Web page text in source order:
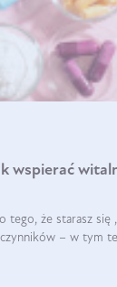
wspierać
tego, że starasz się
– w tym